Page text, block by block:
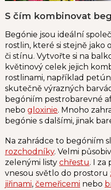
S čím kombinovat
Begónie jsou ideální
rostlin, které si stejně jako
či stínu. Vytvořte si na
květinový celek jejich
rostlinami, například
skutečně výrazných
begóniím pestrobarevné
nebo gloxinie. Mnoho
begónie s dalšími, jinak
Na zahrádce to begóniím
rozchodníky. Velmi
zelenými listy chřestu. I
vnesou světlo do prostoru
jiřinami, čemeřicemi nebo